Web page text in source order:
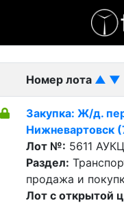
-
Номер лота ▲ ▼
Закупка: Ж/д.
Нижневартовск
Лот №: 5611
Раздел:
продажа и
Лот с открытой